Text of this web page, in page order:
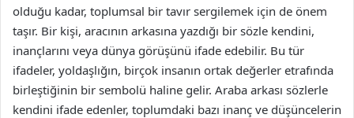
olduğu kadar, toplumsal bir tavır sergilemek için de önem
taşır. Bir kişi, aracının arkasına yazdığı bir sözle kendini,
inançlarını veya dünya görüşünü ifade edebilir. Bu tür
ifadeler, yoldaşlığın, birçok insanın ortak değerler etrafında
birleştiğinin bir sembolü haline gelir. Araba arkası sözlerle
kendini ifade edenler, toplumdaki bazı inanç ve düşüncelerin